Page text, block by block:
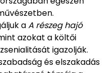
aA részeg hajó
azokat a költői
igazolják.
és elszakadás